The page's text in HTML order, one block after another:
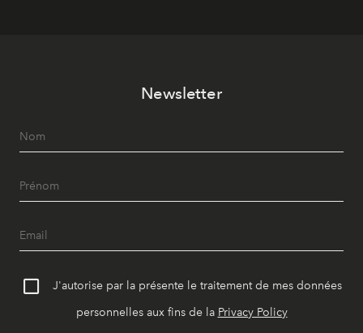
Newsletter
J'autorise par la présente le traitement de mes données
personnelles aux fins de la Privacy Policy